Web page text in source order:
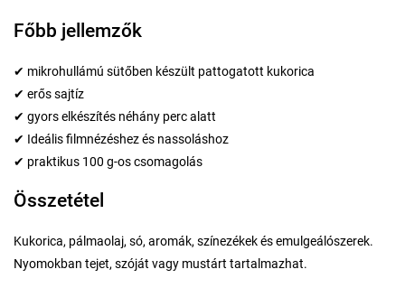
Főbb jellemzők
✔ mikrohullámú sütőben készült pattogatott kukorica
✔ erős sajtíz
✔ gyors elkészítés néhány perc alatt
✔ Ideális filmnézéshez és nassoláshoz
✔ praktikus 100 g-os csomagolás
Összetétel
Kukorica, pálmaolaj, só, aromák, színezékek és emulgeálószerek.
Nyomokban tejet, szóját vagy mustárt tartalmazhat.